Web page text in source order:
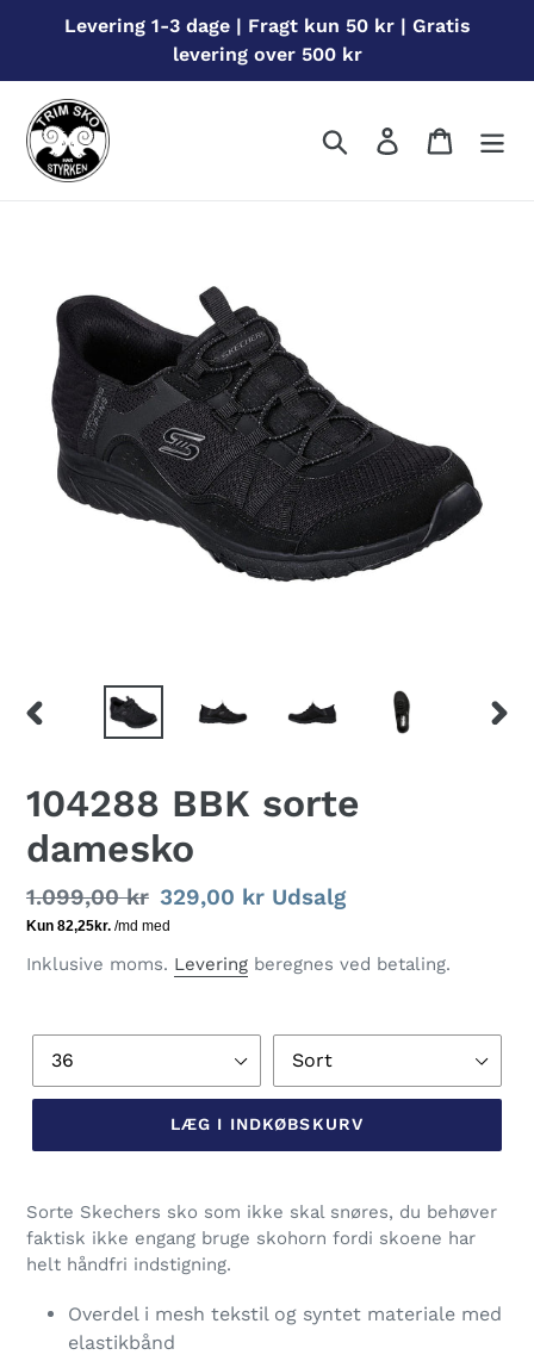
Levering 1-3 dage | Fragt kun 50 kr | Gratis
levering over 500 kr
Søg Log ind
FORRIGE
104288 BBK sorte
damesko
Normalpris
1.099,00 kr Udsalgspris
329,00 kr Udsalg
Inklusive moms. Levering beregnes ved betaling.
LÆG I INDKØBSKURV
i
din
Sorte Skechers sko som ikke skal snøres, du behøver
faktisk ikke engang bruge skohorn fordi skoene har
helt håndfri indstigning.
Overdel i mesh tekstil og syntet materiale med
elastikbånd